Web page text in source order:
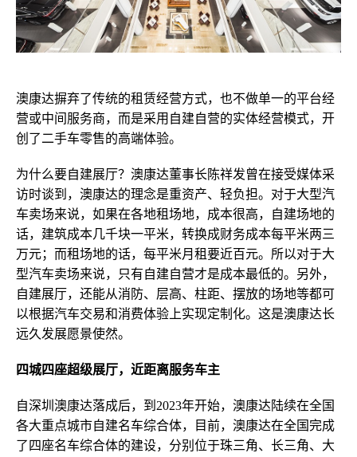
澳康达摒弃了传统的租赁经营方式，也不做单一的平台经
营或中间服务商， 而是采用 自建自营的实体经营模式，开
创了二手车零售的高端体验。
为什么要自建展厅？ 澳康达董事长陈祥发曾在接受媒体采
访时谈到，澳康达的理念是重资产、轻负担。对于大型汽
车卖场来说，如果在各地租场地，成本很高，自建场地的
话，建筑成本几千块一平米，转换成财务成本每平米两三
万元；而租场地的话，每平米月租要近百元。所以对于大
型汽车卖场来说，只有自建自营才是成本最低的。 另外，
自建展厅， 还能从消防、层高、柱距、 摆放的场地等都可
以根据汽车交易和消费体验上实现定制化。 这是澳康达长
远久发展愿景使然。
四城四座超级展厅，近距离服务车主
自深圳澳康达落成后，到 2023年开始， 澳康达陆续在全国
各大重点城市自建名车综合体，目前，澳康达在全国完成
了四座名车综合体的建设，分别位于珠三角、长三角、大